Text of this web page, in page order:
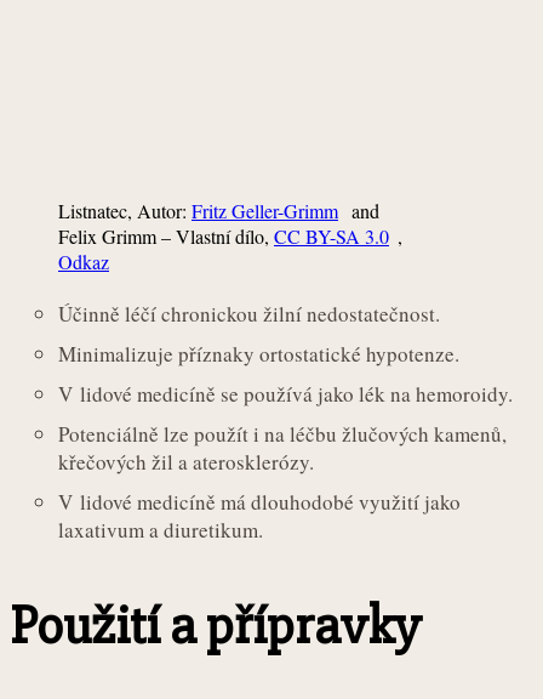
Listnatec, Autor: Fritz Geller-Grimm and
Felix Grimm –Vlastní dílo, CC BY-SA 3.0 ,
Odkaz
Účinně léčí chronickou žilní nedostatečnost.
Minimalizuje příznaky ortostatické hypotenze.
V lidové medicíně se používá jako lék na hemoroidy.
Potenciálně lze použít i na léčbu žlučových kamenů,
křečových žil a aterosklerózy.
V lidové medicíně má dlouhodobé využití jako
laxativum a diuretikum.
Použití a přípravky